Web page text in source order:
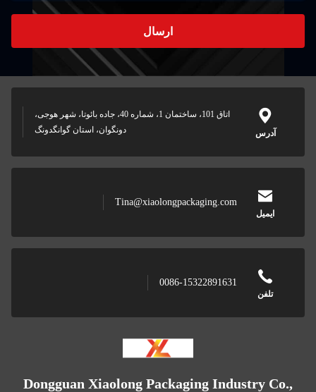
اتاق 101، ساختمان 1، شماره 40، جاده بائوتا، شهر هوجی،
دونگوان، استان گوانگدونگ
Tina@xiaolongpackaging.com
0086-15322891631
Dongguan Xiaolong Packaging